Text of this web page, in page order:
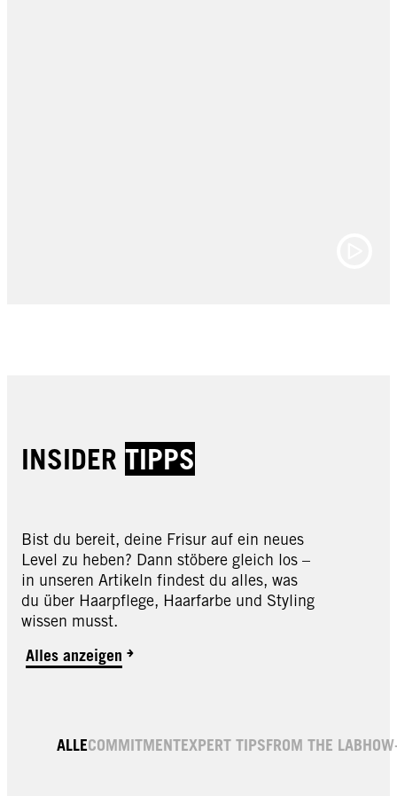
INSIDER TIPPS
Bist du bereit, deine Frisur auf ein neues
Level zu heben? Dann stöbere gleich los –
in unseren Artikeln findest du alles, was
du über Haarpflege, Haarfarbe und Styling
wissen musst.
Alles anzeigen
ALLECOMMITMENTEXPERT TIPSFROM THE LAB